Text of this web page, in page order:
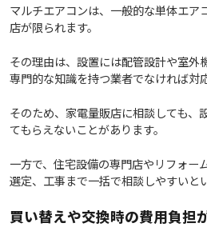
マルチエアコンは、一般的な単体エア
店が限られます。
その理由は、設置には配管設計や室外
専門的な知識を持つ業者でなければ対
そのため、家電量販店に相談しても、
てもらえないことがあります。
一方で、住宅設備の専門店やリフォー
選定、工事まで一括で相談しやすいと
買い替えや交換時の費用負担